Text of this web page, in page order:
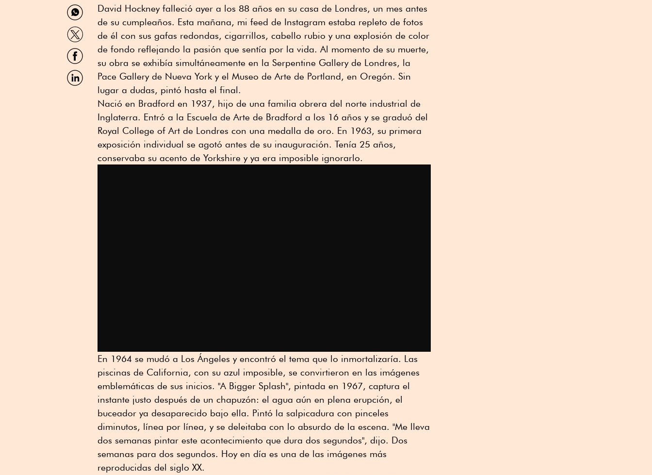
Compartir
por
WhatsApp
Compartir
por
Twitter
Compartir
por
Facebook
Compartir
por
David Hockney falleció ayer a los 88 años en su casa de Londres, un mes antes
de su cumpleaños. Esta mañana, mi feed de Instagram estaba repleto de fotos
de él con sus gafas redondas, cigarrillos, cabello rubio y una explosión de color
de fondo reflejando la pasión que sentía por la vida. Al momento de su muerte,
su obra se exhibía simultáneamente en la Serpentine Gallery de Londres, la
Pace Gallery de Nueva York y el Museo de Arte de Portland, en Oregón. Sin
lugar a dudas, pintó hasta el final.
Nació en Bradford en 1937, hijo de una familia obrera del norte industrial de
Inglaterra. Entró a la Escuela de Arte de Bradford a los 16 años y se graduó del
Royal College of Art de Londres con una medalla de oro. En 1963, su primera
exposición individual se agotó antes de su inauguración. Tenía 25 años,
conservaba su acento de Yorkshire y ya era imposible ignorarlo.
En 1964 se mudó a Los Ángeles y encontró el tema que lo inmortalizaría. Las
piscinas de California, con su azul imposible, se convirtieron en las imágenes
emblemáticas de sus inicios. "A Bigger Splash", pintada en 1967, captura el
instante justo después de un chapuzón: el agua aún en plena erupción, el
buceador ya desaparecido bajo ella. Pintó la salpicadura con pinceles
diminutos, línea por línea, y se deleitaba con lo absurdo de la escena. "Me lleva
dos semanas pintar este acontecimiento que dura dos segundos", dijo. Dos
semanas para dos segundos. Hoy en día es una de las imágenes más
reproducidas del siglo XX.